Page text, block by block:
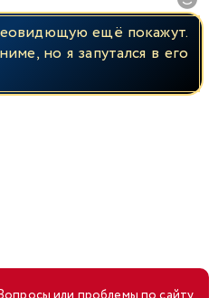
ещё покажут.
но я запутался в его